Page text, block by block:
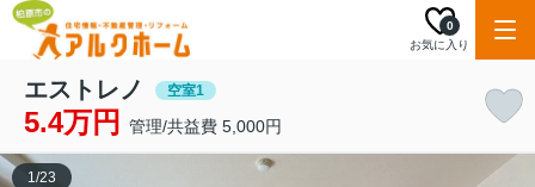
お気に入り
0
エストレノ 空室1
5.4万円 管理/共益費 5,000円
1/23